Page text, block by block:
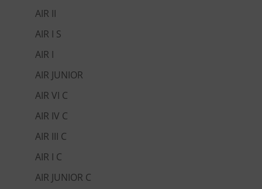
AIR II
AIR I S
AIR I
AIR JUNIOR
AIR VI C
AIR IV C
AIR III C
AIR I C
AIR JUNIOR C